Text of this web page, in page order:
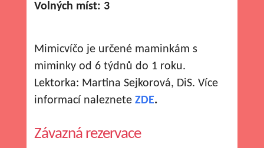
Volných míst: 3
Mimicvíčo je určené maminkám s
miminky od 6 týdnů do 1 roku.
Lektorka: Martina Sejkorová, DiS. Více
informací nalezneteZDE.
Závazná rezervace